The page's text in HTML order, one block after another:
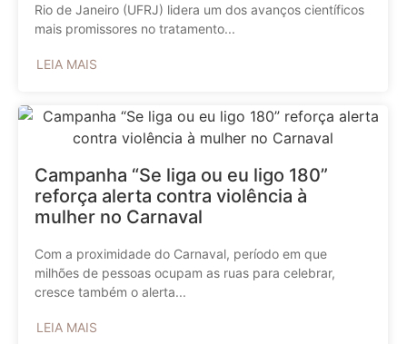
Rio de Janeiro (UFRJ) lidera um dos avanços científicos
mais promissores no tratamento...
LEIA MAIS
Campanha “Se liga ou eu ligo 180”
reforça alerta contra violência à
mulher no Carnaval
Com a proximidade do Carnaval, período em que
milhões de pessoas ocupam as ruas para celebrar,
cresce também o alerta...
LEIA MAIS